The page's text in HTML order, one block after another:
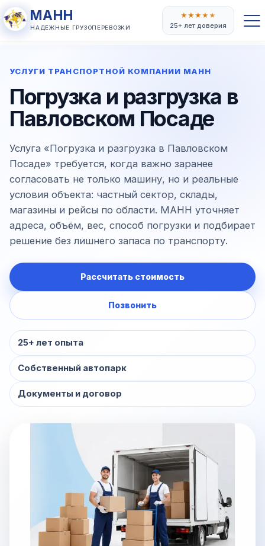
МАНН
НАДЁЖНЫЕ ГРУЗОПЕРЕВОЗКИ
★★★★★
25+ лет доверия
УСЛУГИ ТРАНСПОРТНОЙ КОМПАНИИ МАНН
Погрузка и разгрузка в
Павловском Посаде
Услуга «Погрузка и разгрузка в Павловском
Посаде» требуется, когда важно заранее
согласовать не только машину, но и реальные
условия объекта: частный сектор, склады,
магазины и рейсы по области. МАНН уточняет
адреса, объём, вес, способ погрузки и подбирает
решение без лишнего запаса по транспорту.
Рассчитать стоимость
Позвонить
25+ лет опыта
Собственный автопарк
Документы и договор